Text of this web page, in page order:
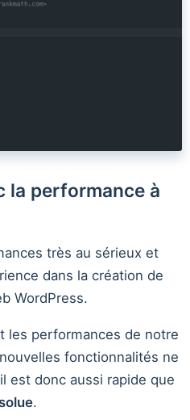
la performance à
très au sérieux et
dans la création de
WordPress.
les performances de notre
fonctionnalités ne
est donc aussi rapide que
.